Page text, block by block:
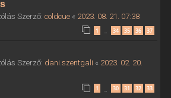
Szerző: coldcue« 2023. 08. 21. 07:38
1 … 34 35 36 37
Szerző: dani.szentgali « 2023. 02. 20.
1 30 31 32 33